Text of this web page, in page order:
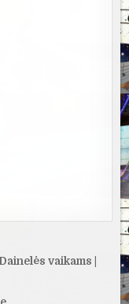
vaikams |